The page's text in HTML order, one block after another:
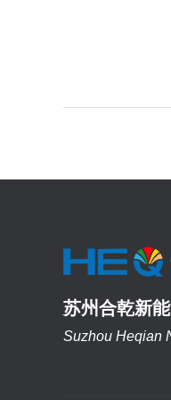
苏州合乾新
Suzhou Heqian